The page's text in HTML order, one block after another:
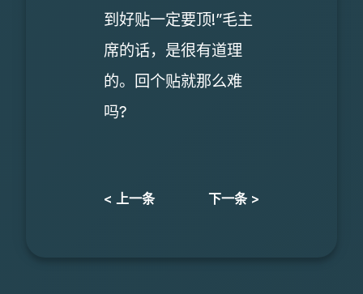
到好贴一定要顶!”毛主
席的话，是很有道理
的。回个贴就那么难
吗?
< 上一条 下一条 >